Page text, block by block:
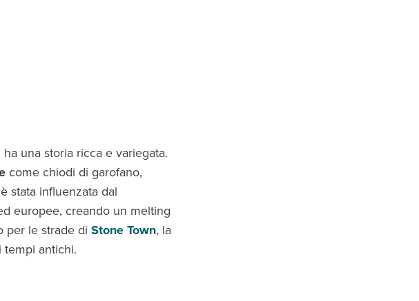
una storia ricca e variegata.
come chiodi di garofano,
stata influenzata dal
europee, creando un melting
per le strade di Stone Town, la
tempi antichi.